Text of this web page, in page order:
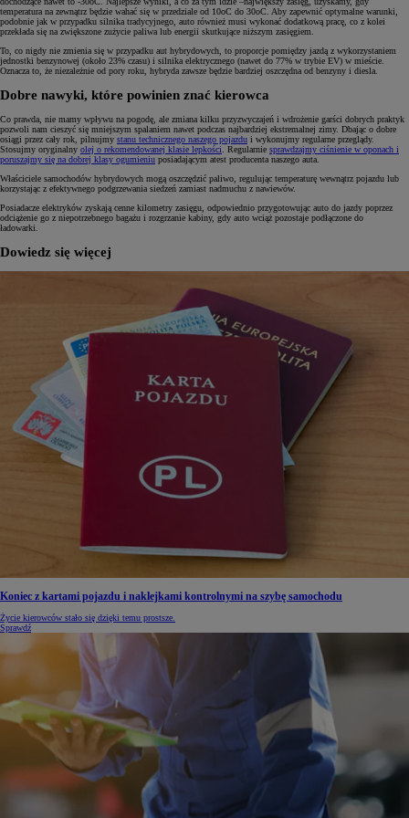
temperatura na zewnątrz będzie wahać się w przedziale od 10oC do 30oC. Aby zapewnić optymalne warunki,
podobnie jak w przypadku silnika tradycyjnego, auto również musi wykonać dodatkową pracę, co z kolei
przekłada się na zwiększone zużycie paliwa lub energii skutkujące niższym zasięgiem.
To, co nigdy nie zmienia się w przypadku aut hybrydowych, to proporcje pomiędzy jazdą z wykorzystaniem
jednostki benzynowej (około 23% czasu) i silnika elektrycznego (nawet do 77% w trybie EV) w mieście.
Oznacza to, że niezależnie od pory roku, hybryda zawsze będzie bardziej oszczędna od benzyny i diesla.
Dobre nawyki, które powinien znać kierowca
Co prawda, nie mamy wpływu na pogodę, ale zmiana kilku przyzwyczajeń i wdrożenie garści dobrych praktyk
pozwoli nam cieszyć się mniejszym spalaniem nawet podczas najbardziej ekstremalnej zimy. Dbając o dobre
osiągi przez cały rok, pilnujmy stanu technicznego naszego pojazdu i wykonujmy regularne przeglądy.
Stosujmy oryginalny olej o rekomendowanej klasie lepkości . Regularnie sprawdzajmy ciśnienie w oponach i
poruszajmy się na dobrej klasy ogumieniu posiadającym atest producenta naszego auta.
Właściciele samochodów hybrydowych mogą oszczędzić paliwo, regulując temperaturę wewnątrz pojazdu lub
korzystając z efektywnego podgrzewania siedzeń zamiast nadmuchu z nawiewów.
Posiadacze elektryków zyskają cenne kilometry zasięgu, odpowiednio przygotowując auto do jazdy poprzez
odciążenie go z niepotrzebnego bagażu i rozgrzanie kabiny, gdy auto wciąż pozostaje podłączone do
ładowarki.
Dowiedz się więcej
Koniec z kartami pojazdu i naklejkami kontrolnymi na szybę samochodu
Życie kierowców stało się dzięki temu prostsze.
Sprawdź